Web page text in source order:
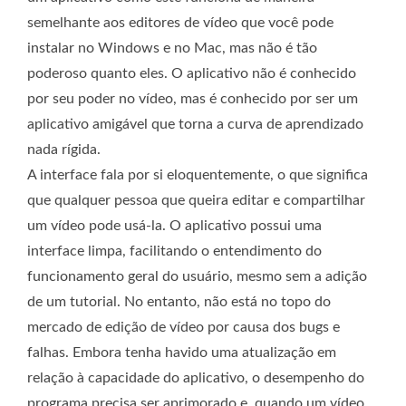
semelhante aos editores de vídeo que você pode
instalar no Windows e no Mac, mas não é tão
poderoso quanto eles. O aplicativo não é conhecido
por seu poder no vídeo, mas é conhecido por ser um
aplicativo amigável que torna a curva de aprendizado
nada rígida.
A interface fala por si eloquentemente, o que significa
que qualquer pessoa que queira editar e compartilhar
um vídeo pode usá-la. O aplicativo possui uma
interface limpa, facilitando o entendimento do
funcionamento geral do usuário, mesmo sem a adição
de um tutorial. No entanto, não está no topo do
mercado de edição de vídeo por causa dos bugs e
falhas. Embora tenha havido uma atualização em
relação à capacidade do aplicativo, o desempenho do